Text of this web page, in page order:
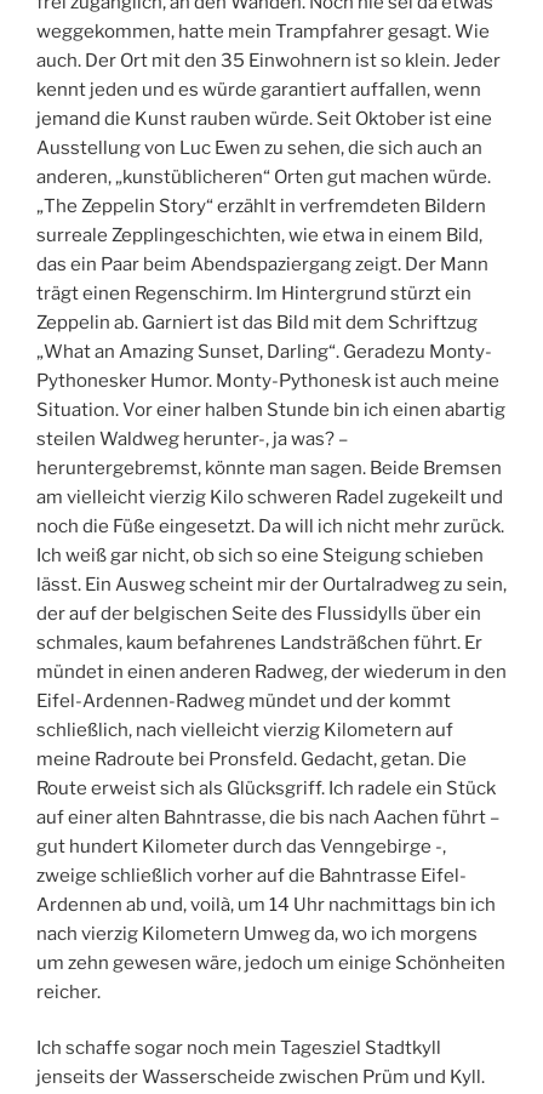
weggekommen, hatte mein Trampfahrer gesagt. Wie
auch. Der Ort mit den 35 Einwohnern ist so klein. Jeder
kennt jeden und es würde garantiert auffallen, wenn
jemand die Kunst rauben würde. Seit Oktober ist eine
Ausstellung von Luc Ewen zu sehen, die sich auch an
anderen, „kunstüblicheren“ Orten gut machen würde.
„The Zeppelin Story“ erzählt in verfremdeten Bildern
surreale Zepplingeschichten, wie etwa in einem Bild,
das ein Paar beim Abendspaziergang zeigt. Der Mann
trägt einen Regenschirm. Im Hintergrund stürzt ein
Zeppelin ab. Garniert ist das Bild mit dem Schriftzug
„What an Amazing Sunset, Darling“. Geradezu Monty-
Pythonesker Humor. Monty-Pythonesk ist auch meine
Situation. Vor einer halben Stunde bin ich einen abartig
steilen Waldweg herunter-, ja was? –
heruntergebremst, könnte man sagen. Beide Bremsen
am vielleicht vierzig Kilo schweren Radel zugekeilt und
noch die Füße eingesetzt. Da will ich nicht mehr zurück.
Ich weiß gar nicht, ob sich so eine Steigung schieben
lässt. Ein Ausweg scheint mir der Ourtalradweg zu sein,
der auf der belgischen Seite des Flussidylls über ein
schmales, kaum befahrenes Landsträßchen führt. Er
mündet in einen anderen Radweg, der wiederum in den
Eifel-Ardennen-Radweg mündet und der kommt
schließlich, nach vielleicht vierzig Kilometern auf
meine Radroute bei Pronsfeld. Gedacht, getan. Die
Route erweist sich als Glücksgriff. Ich radele ein Stück
auf einer alten Bahntrasse, die bis nach Aachen führt –
gut hundert Kilometer durch das Venngebirge -,
zweige schließlich vorher auf die Bahntrasse Eifel-
Ardennen ab und, voilà, um 14 Uhr nachmittags bin ich
nach vierzig Kilometern Umweg da, wo ich morgens
um zehn gewesen wäre, jedoch um einige Schönheiten
reicher.
Ich schaffe sogar noch mein Tagesziel Stadtkyll
jenseits der Wasserscheide zwischen Prüm und Kyll.